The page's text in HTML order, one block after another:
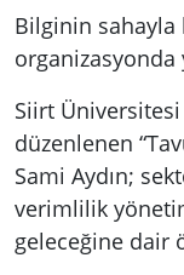
Bilginin sahayla
Siirt
düzenlenen
Sami Aydın;
verimlilik
geleceğine dair